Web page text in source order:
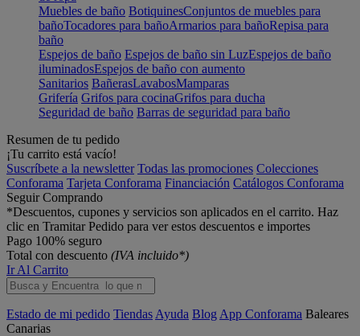
Muebles de baño BotiquinesConjuntos de muebles para
bañoTocadores para bañoArmarios para bañoRepisa para
baño
Espejos de baño Espejos de baño sin LuzEspejos de baño
iluminadosEspejos de baño con aumento
Sanitarios BañerasLavabosMamparas
Grifería Grifos para cocinaGrifos para ducha
Seguridad de baño Barras de seguridad para baño
Resumen de tu pedido
¡Tu carrito está vacío!
Suscríbete a la newsletter Todas las promociones Colecciones
Conforama Tarjeta Conforama Financiación Catálogos Conforama
Seguir Comprando
*Descuentos, cupones y servicios son aplicados en el carrito. Haz
clic en Tramitar Pedido para ver estos descuentos e importes
Pago 100% seguro
Total con descuento (IVA incluido*)
Ir Al Carrito
Estado de mi pedido Tiendas Ayuda Blog App Conforama Baleares
Canarias